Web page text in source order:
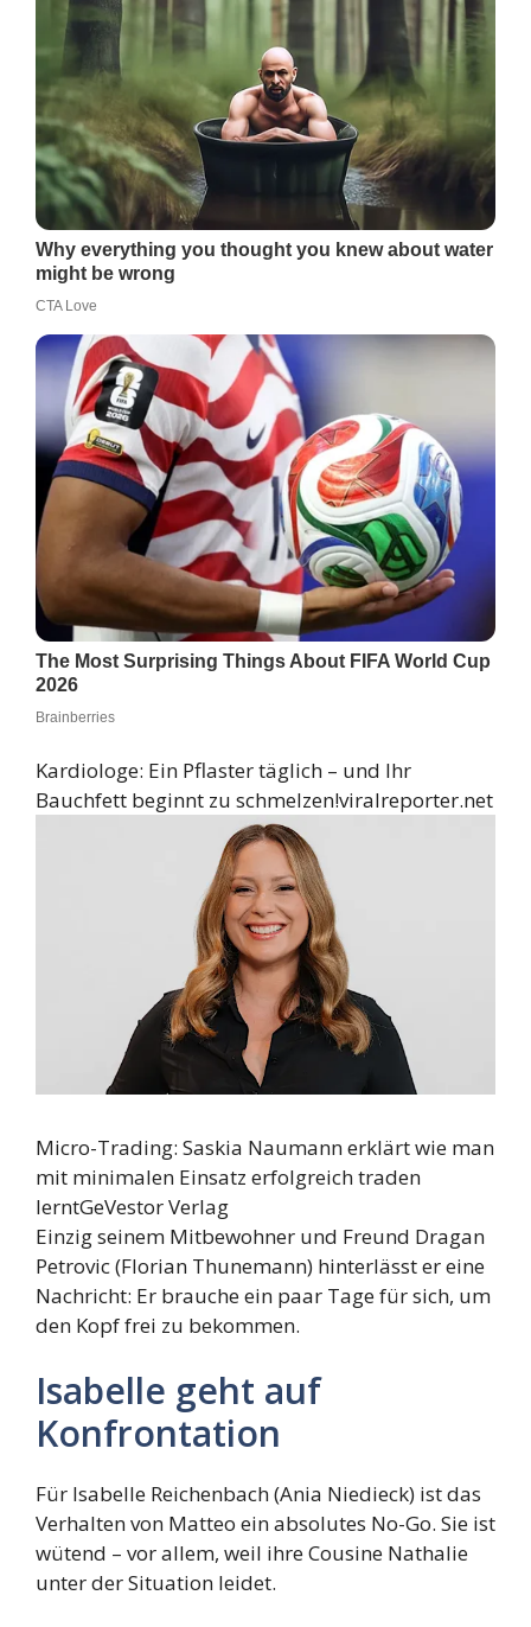
Kardiologe: Ein Pflaster täglich – und Ihr
Bauchfett beginnt zu schmelzen!viralreporter.net
Micro-Trading: Saskia Naumann erklärt wie man
mit minimalen Einsatz erfolgreich traden
lerntGeVestor Verlag
Einzig seinem Mitbewohner und Freund Dragan
Petrovic (Florian Thunemann) hinterlässt er eine
Nachricht: Er brauche ein paar Tage für sich, um
den Kopf frei zu bekommen.
Isabelle geht auf
Konfrontation
Für Isabelle Reichenbach (Ania Niedieck) ist das
Verhalten von Matteo ein absolutes No-Go. Sie ist
wütend – vor allem, weil ihre Cousine Nathalie
unter der Situation leidet.